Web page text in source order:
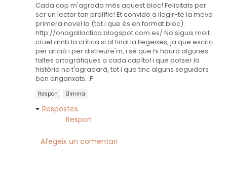
Cada cop m'agrada més aquest bloc! Felicitats per
ser un lector tan prolífic! Et convido a llegir-te la meva
primera novel·la (tot i que és en format bloc).
http://onagallactica.blogspot.com.es/ No siguis molt
cruel amb la crítica si al final la llegeixes, ja que escric
per afició i per distreure'm, i sé que hi haurà algunes
faltes ortogràfiques a cada capítol i que potser la
història no t'agradarà, tot i que tinc alguns seguidors
ben enganxats. :P
Respon Elimina
Respostes
Respon
Afegeix un comentari